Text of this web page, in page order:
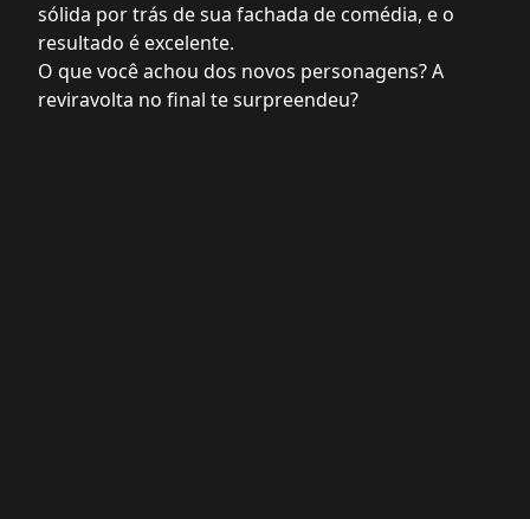
sólida por trás de sua fachada de comédia, e o
resultado é excelente.
O que você achou dos novos personagens? A
reviravolta no final te surpreendeu?